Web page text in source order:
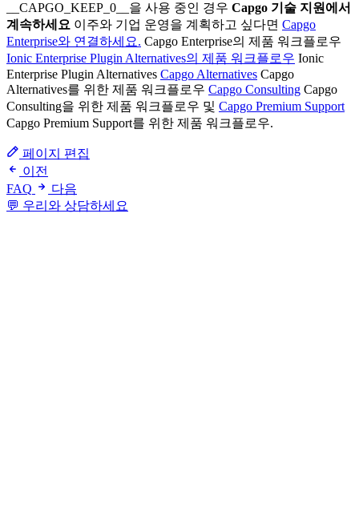
__CAPGO_KEEP_0__을 사용 중인 경우 Capgo 기술 지원에서
계속하세요 이주와 기업 운영을 계획하고 싶다면 Capgo
Enterprise와 연결하세요. Capgo Enterprise의 제품 워크플로우
Ionic Enterprise Plugin Alternatives의 제품 워크플로우 Ionic
Enterprise Plugin Alternatives Capgo Alternatives Capgo
Alternatives를 위한 제품 워크플로우 Capgo Consulting Capgo
Consulting을 위한 제품 워크플로우 및 Capgo Premium Support
Capgo Premium Support를 위한 제품 워크플로우.
페이지 편집
이전
FAQ
다음
💬 우리와 상담하세요